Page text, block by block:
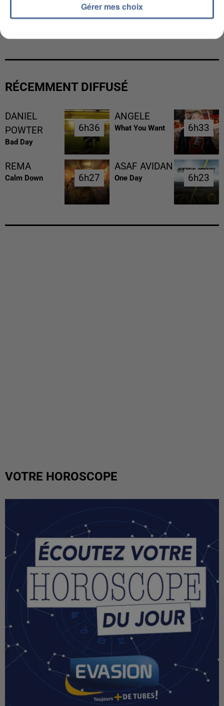
L’UN DES FONDATEURS SUPPOSÉS DE LA DZ
RÉCEMMENT DIFFUSÉ
DANIEL
POWTER
Bad Day
6h36
6h36
ANGELE
What You Want 6h33
6h33
REMA
Calm Down 6h27
6h27
ASAF AVIDAN
One Day 6h23
6h23
VOTRE HOROSCOPE
Gérer mes choix